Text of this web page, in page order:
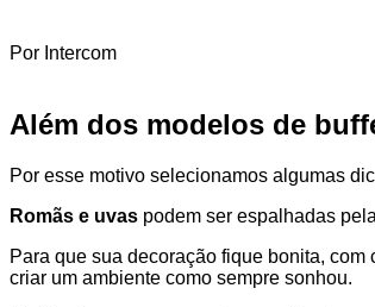
Por Intercom
Além dos modelos de
Por esse motivo selecionamos algumas
Romãs e uvas podem ser espalhadas
Para que sua decoração fique bonita,
criar um ambiente como sempre sonhou.